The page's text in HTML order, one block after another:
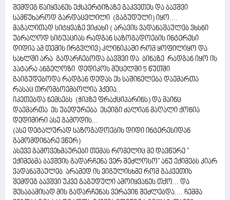
შემდეგ წაიყვანეს ექსპერტიზაზე გაკვეთეს და ბავშვი
სამწუხაროდ გარდაცვლილი (გაგუდული) იყო....
მაგალითად სიტყვაზე ვიძახი ( არავის ვადანაშაულებ ვხსნი
უბრალოდ სიტუაციას რადგან საზოგადოების ინტერესი
დიდია ამ თემის ირგვლივ) კლინიკაში რომ ყოფილიყო და
სახლში არა გადარჩებოდა ბავშვი და ბინაზე რადგან იყო ის
პატარა ანგელოზი დედიკოს მუცელში 5 წუთში
გაიგუდებოდა რადგან დედას ეს საშინელება დაემართა
რასაც თრომბოემბოლია ჰქვია..
იკეთებდა ნემსებს (ჭიპზე ფრაქციპარინს) და მაინც
დაემართა ეს უბედურება ესეიგი ძალიან მაღალი ქონია
დედიმირი ასე გამოდის...
(ასე დეტალურად საზოგადოების დიდი ინტერესიდან
გამომდინარე ვწერ)
ასევე გამოვეხმაურები თემას რომელიც მე დავწერე "
ექიმებმა ბავშვის გადარჩენა ვერ შეძლოსო" ანუ ექიმებს კიარ
ვადანაშაულებ არამედ ის ვიგულისხმე რომ გაკვეთის
შემდეგ ბავშვი უკვე გაგუდული ამოიყვანეს თქო... და
შესაბამისად მის გადარჩენას ვერავინ შეძლებდა.... ჩემმა